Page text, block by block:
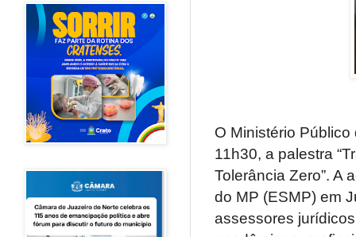
O Ministério
11h30, a palestra
Tolerância Zero”. A
do MP (ESMP) em
assessores